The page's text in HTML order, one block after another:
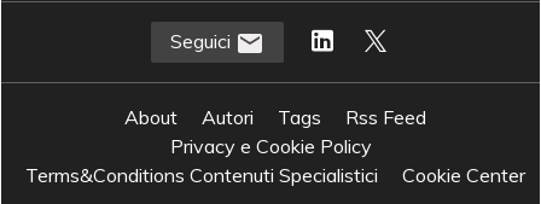
Seguici
About Autori Tags
Rss Feed
Privacy e Cookie Policy
Terms&Conditions Contenuti Specialistici
Cookie Center